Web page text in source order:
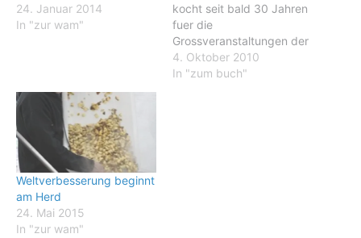
Kitchen versorgt er
Großdemonstrationen und
weggeworfen würde.
Könnte es nicht sein, dass
sich jedes Gemüse seine
eigene Verzehrer-
Zielgruppe anlockt? Die
genormte, aber nicht…
24. Januar 2014
In "zur wam"
kocht seit bald 30 Jahren
fuer die
Grossveranstaltungen der
Friedensbewegung und
Atomgegner. Er kochte
4. Oktober 2010
In "zum buch"
Weltverbesserung beginnt
am Herd
24. Mai 2015
In "zur wam"